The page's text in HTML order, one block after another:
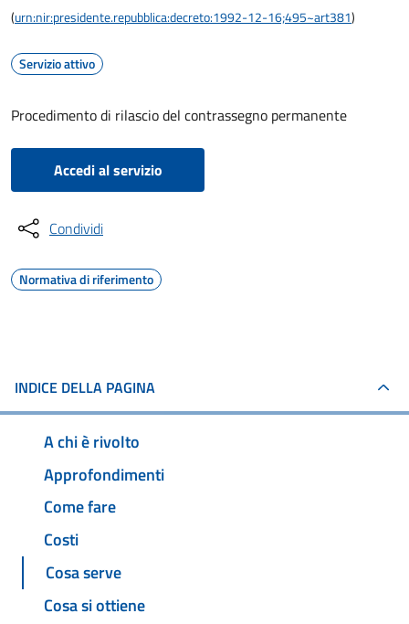
(urn:nir:presidente.repubblica:decreto:1992-12-16;495~art381)
Servizio attivo
Procedimento di rilascio del contrassegno permanente
Accedi al servizio
Condividi
Normativa di riferimento
INDICE DELLA PAGINA
A chi è rivolto
Approfondimenti
Come fare
Costi
Cosa serve
Cosa si ottiene